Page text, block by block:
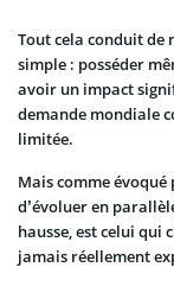
Tout cela conduit de
simple : posséder
avoir un impact
demande mondiale
limitée.
Mais comme
d’évoluer en
hausse, est celui qui
jamais réellement